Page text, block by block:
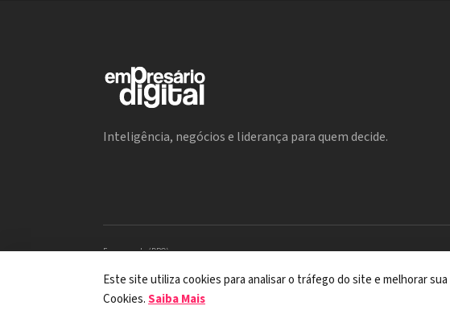
Inteligência, negócios e liderança para quem decide.
Encarregada (DPO)
Solicitação de Titular – Serinews
Este site utiliza cookies para analisar o tráfego do site e melhorar
Cookies.Saiba Mais